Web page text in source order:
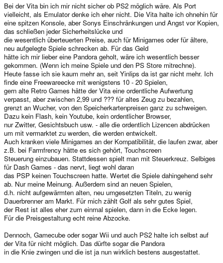
Bei der Vita bin ich mir nicht sicher ob PS2 möglich wäre. Als Port
vielleicht, als Emulator denke ich eher nicht. Die Vita halte ich ohnehin für
eine spitzen Konsole, aber Sonys Einschränkungen und Angst vor Kopien,
das schließen jeder Sicherheitslücke und
die wesentlich überteuerten Preise, auch für Minigames oder für ältere,
neu aufgelegte Spiele schrecken ab. Für das Geld
hätte ich mir lieber eine Pandora geholt, wäre ich wesentlich besser
gekommen. (Wenn ich meine Spiele und den PS Store mitrechne).
Heute fasse ich sie kaum mehr an, seit Yinlips da ist gar nicht mehr. Ich
finde eine Freewareecke mit wenigstens 10 - 20 Spielen,
gern alte Retro Games hätte der Vita eine ordentliche Aufwertung
verpasst, aber zwischen 2,99 und ??? für altes Zeug zu bezahlen,
grenzt an Wucher, von den Speicherkartenpreisen ganz zu schweigen.
Dazu kein Flash, kein Youtube, kein ordentlicher Browser,
nur Zwitter, Gesichtsbuch usw. - alle die ordentlich Lizencen abdrücken
um mit vermarktet zu werden, die werden entwickelt.
Auch kranken viele Minigames an der Kompatibilität, die laufen zwar, aber
z.B. bei Farmfrency hätte es sich gehört, Touchscreen
Steuerung einzubauen. Stattdessen spielt man mit Steuerkreuz. Selbiges
für Dash Games - das nervt, liegt wohl daran
das PSP keinen Touchscreen hatte. Wertet die Spiele dahingehend sehr
ab. Nur meine Meinung. Außerdem sind an neuen Spielen,
d.h. nicht aufgewärmten alten, neu umgesetzten Titeln, zu wenig
Dauerbrenner am Markt. Für mich zählt Golf als sehr gutes Spiel,
der Rest ist alles eher zum einmal spielen, dann in die Ecke legen.
Für die Preisgestaltung echt reine Abzocke.
Dennoch, Gamecube oder sogar Wii und auch PS2 halte ich selbst auf
der Vita für nicht möglich. Das dürfte sogar die Pandora
in die Knie zwingen und die ist ja nun wirklich bestens ausgestattet.